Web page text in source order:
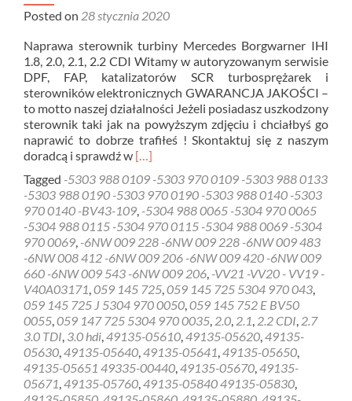
Posted on 28 stycznia 2020
Naprawa sterownik turbiny Mercedes Borgwarner IHI
1.8, 2.0, 2.1, 2.2 CDI Witamy w autoryzowanym serwisie
DPF, FAP, katalizatorów SCR turbosprężarek i
sterowników elektronicznych GWARANCJA JAKOŚCI –
to motto naszej działalności Jeżeli posiadasz uszkodzony
sterownik taki jak na powyższym zdjęciu i chciałbyś go
naprawić to dobrze trafiłeś ! Skontaktuj się z naszym
doradcą i sprawdź w Read
about
Naprawa
sterownik
turbiny
Mercedes
Borgwarner
IHI
1.8,
2.0,
2.1,
2.2
CDI
[…]
Tagged -5303 988 0109 -5303 970 0109 -5303 988 0133
-5303 988 0190 -5303 970 0190 -5303 988 0140 -5303
970 0140 -BV43-109, -5304 988 0065 -5304 970 0065
-5304 988 0115 -5304 970 0115 -5304 988 0069 -5304
970 0069, -6NW 009 228 -6NW 009 228 -6NW 009 483
-6NW 008 412 -6NW 009 206 -6NW 009 420 -6NW 009
660 -6NW 009 543 -6NW 009 206, -VV21 -VV20 - VV19 -
V40A03171,059 145 725,059 145 725 5304 970 043,
059 145 725 J 5304 970 0050,059 145 752 E BV50
0055,059 147 725 5304 970 0035, 2.0, 2.1, 2.2 CDI, 2.7
3.0 TDI, 3.0 hdi,49135-05610,49135-05620,49135-
05630,49135-05640,49135-05641,49135-05650,
49135-05651 49335-00440,49135-05670,49135-
05671,49135-05760,49135-05840 49135-05830,